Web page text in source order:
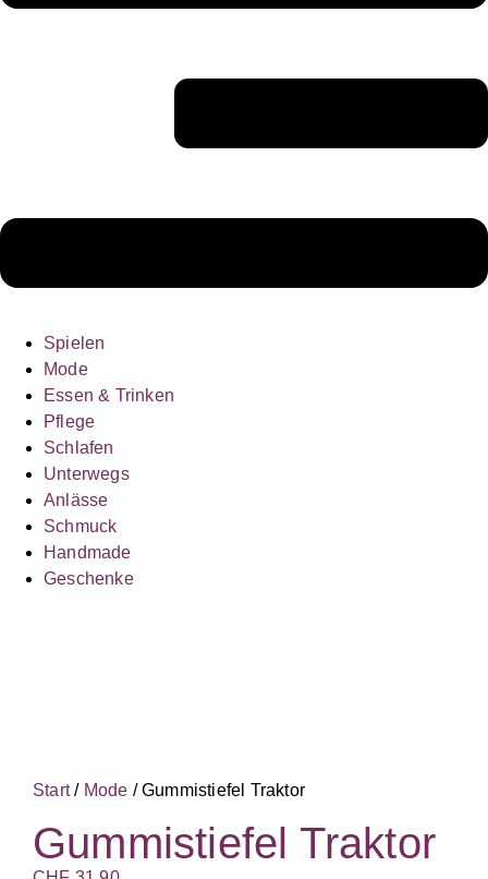
Spielen
Mode
Essen & Trinken
Pflege
Schlafen
Unterwegs
Anlässe
Schmuck
Handmade
Geschenke
Start/ Mode / Gummistiefel Traktor
Gummistiefel Traktor